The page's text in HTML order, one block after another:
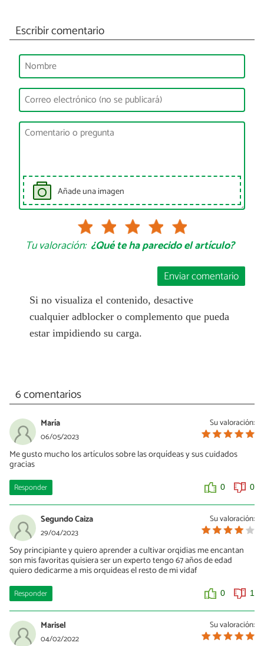
Escribir comentario
Añade una imagen
Tu valoración: ¿Qué te ha parecido el artículo?
Enviar comentario
Si no visualiza el contenido, desactive
cualquier adblocker o complemento que pueda
estar impidiendo su carga.
6 comentarios
Su valoración:
María
06/05/2023
Me gusto mucho los artículos sobre las orquídeas y sus cuidados
gracias
Responder 0 0
Su valoración:
Segundo Caiza
29/04/2023
Soy principiante y quiero aprender a cultivar orqidias me encantan
son mis favoritas quisiera ser un experto tengo 67 años de edad
quiero dedicarme a mis orquideas el resto de mi vidaf
Responder 0 1
Su valoración:
Marisel
04/02/2022